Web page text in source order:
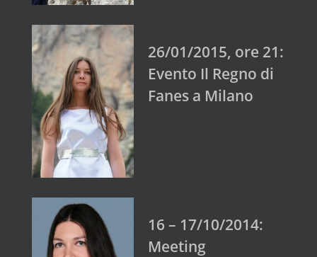
26/01/2015, ore 21:
Evento Il Regno di
Fanes a Milano
16 – 17/10/2014:
Meeting